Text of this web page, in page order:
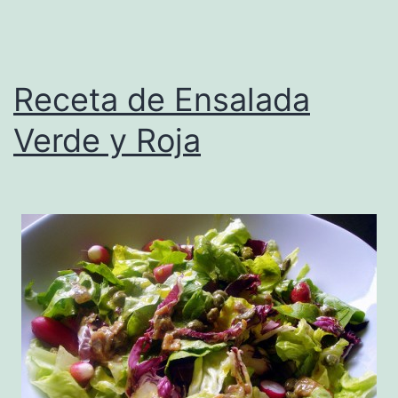
Receta de Ensalada
Verde y Roja